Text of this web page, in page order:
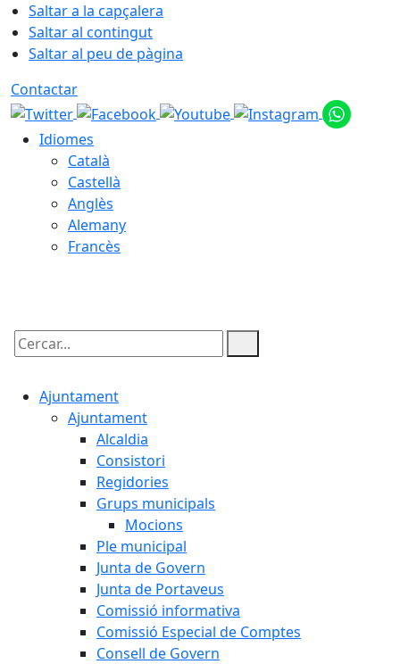
Saltar a la capçalera
Saltar al contingut
Saltar al peu de pàgina
Contactar
Idiomes
Català
Castellà
Anglès
Alemany
Francès
Cercar:
Ajuntament
Ajuntament
Alcaldia
Consistori
Regidories
Grups municipals
Mocions
Ple municipal
Junta de Govern
Junta de Portaveus
Comissió informativa
Comissió Especial de Comptes
Consell de Govern